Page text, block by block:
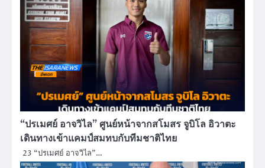
“ปรเมศย์ อาจวิไล” ศูนย์หน้าจากสโมสร จูบิโล อิวาตะ
เดินทางเข้าแคมป์สมทบกับทีมชาติไทย
23 “ปรเมศย์ อาจวิไล”…